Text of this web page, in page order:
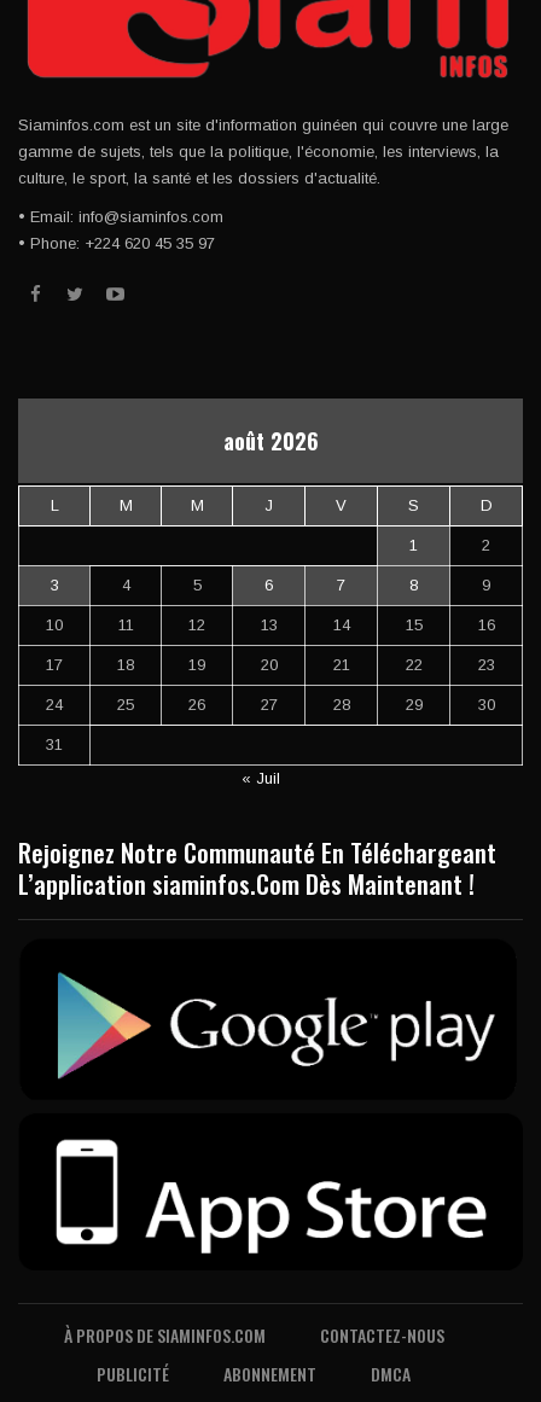
Siaminfos.com est un site d'information guinéen qui couvre une large
gamme de sujets, tels que la politique, l'économie, les interviews, la
culture, le sport, la santé et les dossiers d'actualité.
• Email: info@siaminfos.com
• Phone: +224 620 45 35 97
août 2026
L M M J V S D
1 2
3 4 5 6 7 8 9
10 11 12 13 14 15 16
17 18 19 20 21 22 23
24 25 26 27 28 29 30
31
« Juil
Rejoignez Notre Communauté En Téléchargeant
L’application siaminfos.Com Dès Maintenant !
À PROPOS DE SIAMINFOS.COM
CONTACTEZ-NOUS
PUBLICITÉ
ABONNEMENT
DMCA